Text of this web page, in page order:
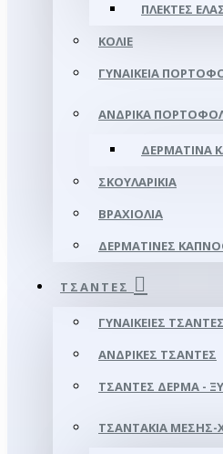
ΠΛΕΚΤΈΣ
ΚΟΛΙΈ
ΓΥΝΑΙΚΕΊΑ
ΑΝΔΡΙΚΆ
ΔΕΡΜΆΤΙΝΑ
ΣΚΟΥΛΑΡΊΚΙΑ
ΒΡΑΧΙΌΛΙΑ
ΔΕΡΜΆΤΙΝΕΣ
ΤΣΆΝΤΕΣ
ΓΥΝΑΙΚΕΊΕΣ ΤΣΆΝΤΕΣ
ΑΝΔΡΙΚΈΣ ΤΣΆΝΤΕΣ
ΤΣΆΝΤΕΣ ΔΈΡΜΑ -
ΤΣΑΝΤΆΚΙΑ ΜΈΣΗΣ-